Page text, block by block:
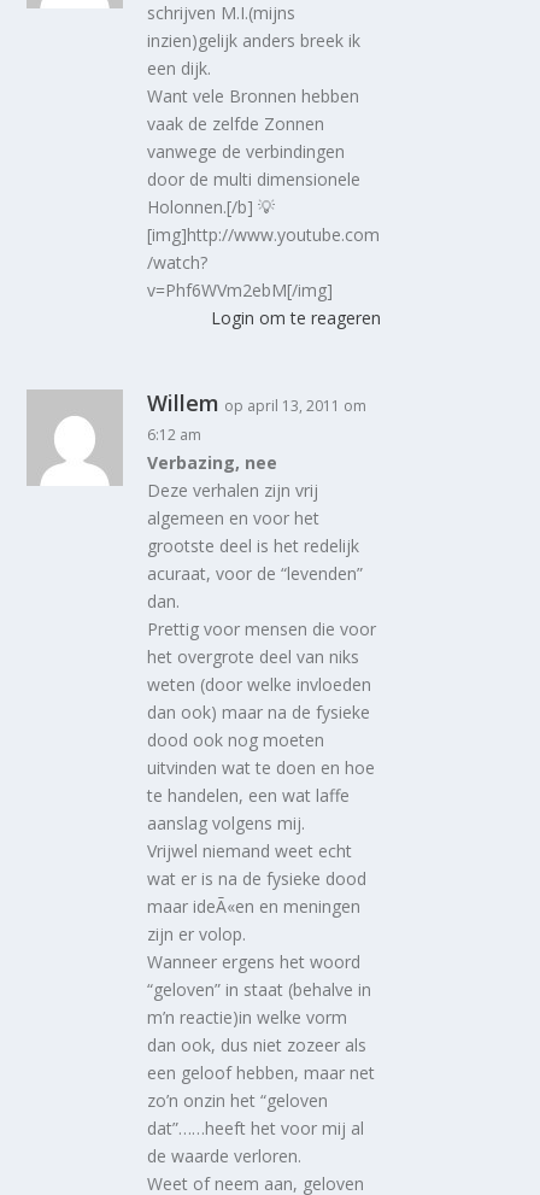
schrijven M.I.(mijns
inzien)gelijk anders breek ik
een dijk.
Want vele Bronnen hebben
vaak de zelfde Zonnen
vanwege de verbindingen
door de multi dimensionele
Holonnen.[/b] 💡
[img]http://www.youtube.com
/watch?
v=Phf6WVm2ebM[/img]
Login om te reageren
Willem op april 13, 2011 om
6:12 am
Verbazing, nee
Deze verhalen zijn vrij
algemeen en voor het
grootste deel is het redelijk
acuraat, voor de “levenden”
dan.
Prettig voor mensen die voor
het overgrote deel van niks
weten (door welke invloeden
dan ook) maar na de fysieke
dood ook nog moeten
uitvinden wat te doen en hoe
te handelen, een wat laffe
aanslag volgens mij.
Vrijwel niemand weet echt
wat er is na de fysieke dood
maar ideÃ«en en meningen
zijn er volop.
Wanneer ergens het woord
“geloven” in staat (behalve in
m’n reactie)in welke vorm
dan ook, dus niet zozeer als
een geloof hebben, maar net
zo’n onzin het “geloven
dat”……heeft het voor mij al
de waarde verloren.
Weet of neem aan, geloven